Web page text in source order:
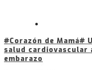
#Corazón de Mamá#
salud cardiovascular
embarazo